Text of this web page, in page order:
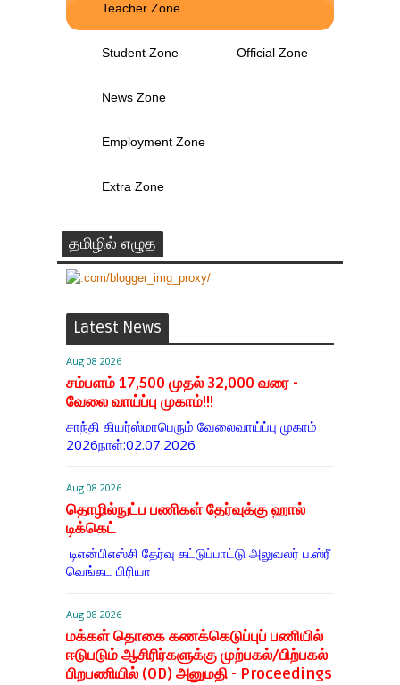
Teacher Zone
Student Zone Official Zone
News Zone
Employment Zone
Extra Zone
தமிழில் எழுத
Latest News
Aug 08 2026
சம்பளம் 17,500 முதல் 32,000 வரை -
வேலை வாய்ப்பு முகாம்!!!
சாந்தி கியர்ஸ்மாபெரும் வேலைவாய்ப்பு முகாம்
2026நாள்:02.07.2026
Aug 08 2026
தொழில்நுட்ப பணிகள் தேர்வுக்கு ஹால் ​
டிக்கெட்
டிஎன்​பிஎஸ்சி தேர்வு கட்​டுப்​பாட்டு அலு​வலர் ப.ஸ்ரீ
வெங்கட பிரியா
Aug 08 2026
மக்கள் தொகை கணக்கெடுப்புப் பணியில்
ஈடுபடும் ஆசிரிர்களுக்கு முற்பகல்/பிற்பகல்
பிறபணியில் (OD) அனுமதி - Proceedings